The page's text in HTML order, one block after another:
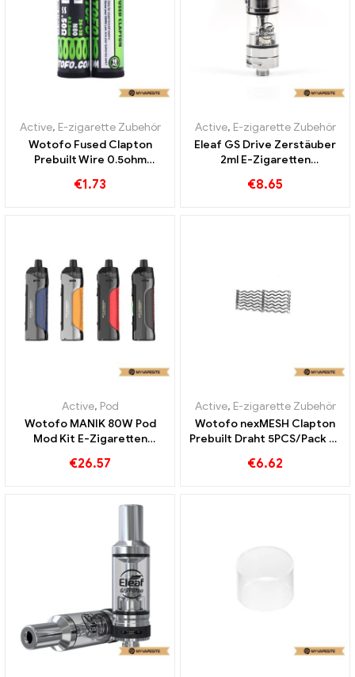
Active, E-zigarette Zubehör
Wotofo Fused Clapton
Prebuilt Wire 0.5ohm
Großhandel丨Custom
€1.73
Active, E-zigarette Zubehör
Eleaf GS Drive Zerstäuber
2ml E-Zigaretten
€8.65
Active, Pod
Wotofo MANIK 80W Pod
Mod Kit E-Zigaretten
€26.57
Active, E-zigarette Zubehör
Wotofo nexMESH Clapton
Prebuilt Draht 5PCS/Pack E-
Custom
€6.62